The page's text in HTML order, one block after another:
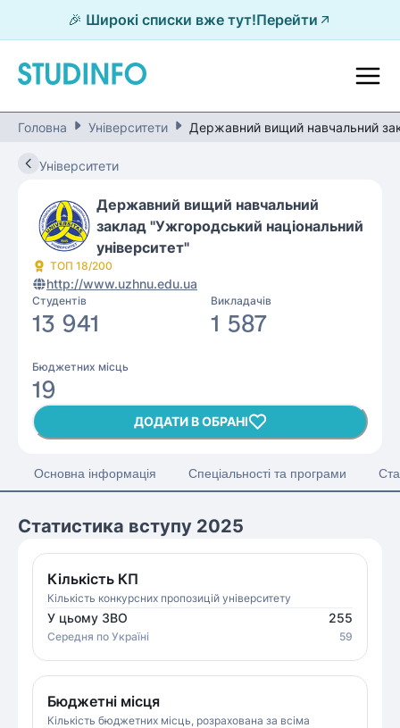
🎉 Широкі списки вже тут!Перейти
Головна Університети Державний вищий навчальний
Університети
Державний вищий навчальний
заклад "Ужгородський національний
університет"
ТОП 18/200
http://www.uzhnu.edu.ua
Студентів
13 941
Викладачів
1 587
Бюджетних місць
19
ДОДАТИ В ОБРАНІ
Основна інформація Спеціальності та програми
Статистика вступу 2025
Кількість КП
Кількість конкурсних пропозицій університету
У цьому ЗВО 255
Середня по Україні 59
Бюджетні місця
Кількість бюджетних місць, розрахована за всіма